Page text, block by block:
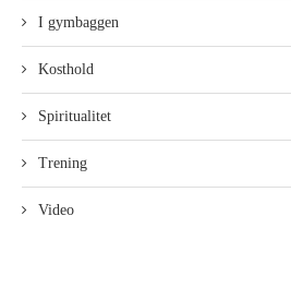
I gymbaggen
Kosthold
Spiritualitet
Trening
Video